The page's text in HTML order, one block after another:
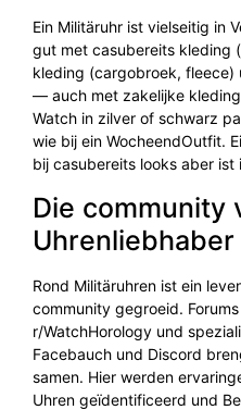
Ein Militäruhr ist vielseitig in
gut met casubereits kleding
kleding (cargobroek,
— auch met zakelijke
Watch in zilver of schwarz
wie bij ein WocheendOutfit.
bij casubereits looks aber ist
Die community
Uhrenliebhaber
Rond Militäruhren ist ein
community gegroeid.
r/WatchHorology und
Facebauch und Discord
samen. Hier werden
Uhren geïdentificeerd und